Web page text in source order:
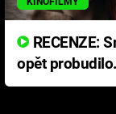
opět
přichází s